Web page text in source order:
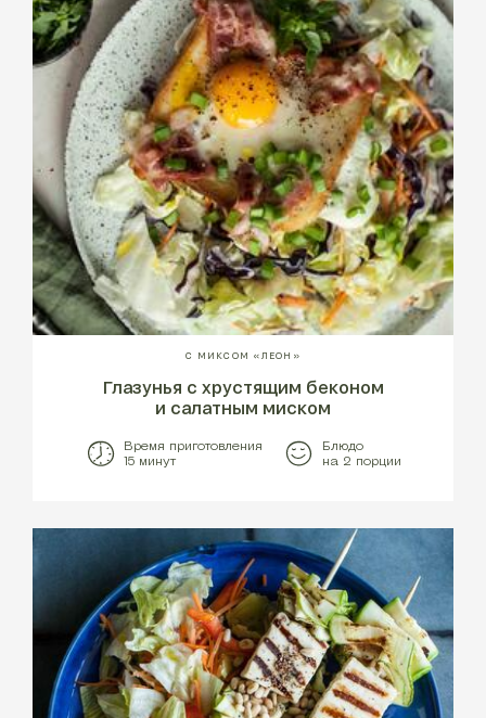
С МИКСОМ «ЛЕОН»
Глазунья с хрустящим беконом
и салатным миском
Время приготовления
15 минут
Блюдо
на 2 порции